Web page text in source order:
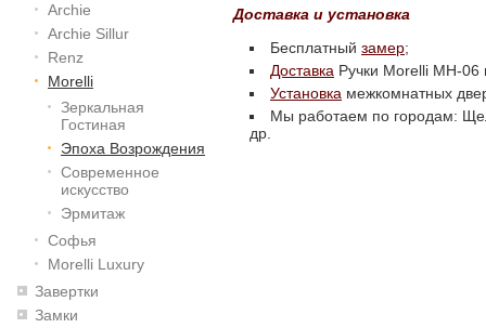
Archie
Archie Sillur
Renz
Morelli
Зеркальная
Гостиная
Эпоха Возрождения
Современное
искусство
Эрмитаж
Софья
Morelli Luxury
Завертки
Замки
Доставка и установка
Бесплатный замер;
Доставка Ручки Morelli MH-06
Установка межкомнатных
Мы работаем по городам:
др.